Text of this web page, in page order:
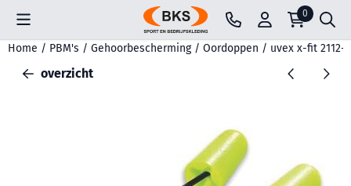
Cookievoorkeuren zijn beschikbaar. Kies instellingen of sta
0
Home / PBM's / Gehoorbescherming / Oordoppen / uvex x-fit 2112-
overzicht